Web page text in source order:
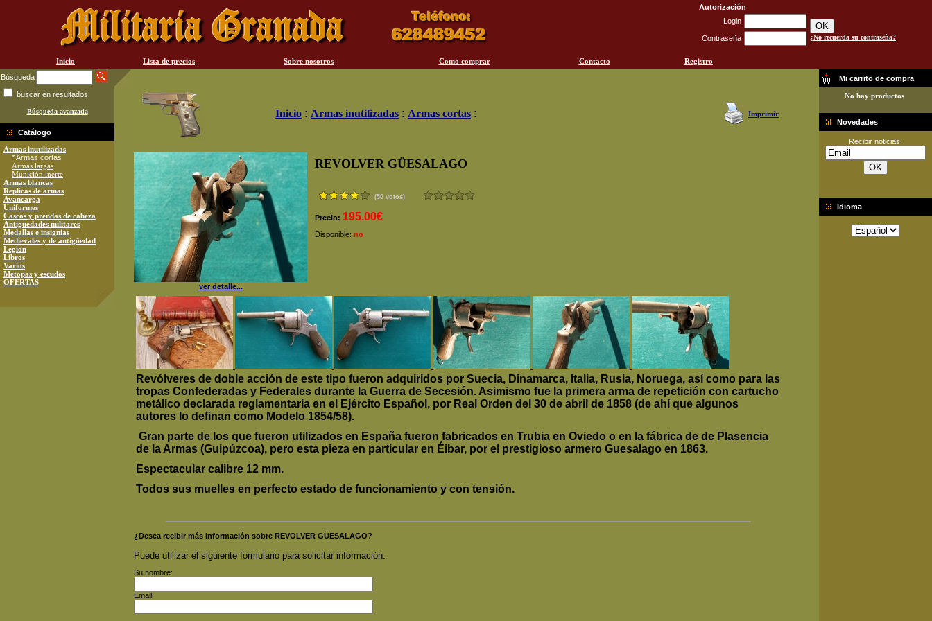
Autorización
Login
Contraseña ¿No recuerda su contraseña?
Inicio Lista de precios Sobre nosotros Como comprar Contacto
Registro
Búsqueda
buscar en resultados
Búsqueda avanzada
Catálogo
Armas inutilizadas
* Armas cortas
Armas largas
Munición inerte
Armas blancas
Replicas de armas
Avancarga
Uniformes
Cascos y prendas de cabeza
Antiguedades militares
Medallas e insignias
Medievales y de antigüedad
Legion
Libros
Varios
Metopas y escudos
OFERTAS
Inicio : Armas inutilizadas : Armas cortas : Imprimir
ver detalle...
REVOLVER GÜESALAGO
(50 votos)
Precio: 195.00€
Disponible: no
Revólveres de doble acción de este tipo fueron adquiridos por Suecia, Dinamarca, Italia, Rusia, Noruega, así como para las
tropas Confederadas y Federales durante la Guerra de Secesión. Asimismo fue la primera arma de repetición con cartucho
metálico declarada reglamentaria en el Ejército Español, por Real Orden del 30 de abril de 1858 (de ahí que algunos
autores lo definan como Modelo 1854/58).
Gran parte de los que fueron utilizados en España fueron fabricados en Trubia en Oviedo o en la fábrica de de Plasencia
de la Armas (Guipúzcoa), pero esta pieza en particular en Éibar, por el prestigioso armero Guesalago en 1863.
Espectacular calibre 12 mm.
Todos sus muelles en perfecto estado de funcionamiento y con tensión.
¿Desea recibir más información sobre REVOLVER GÜESALAGO?
Puede utilizar el siguiente formulario para solicitar información.
Su nombre:
Email
Mi carrito de compra
No hay productos
Novedades
Recibir noticias:
Idioma